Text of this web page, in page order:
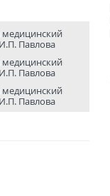
медицин­ский
Павлова
медицин­ский
Павлова
медицин­ский
Павлова